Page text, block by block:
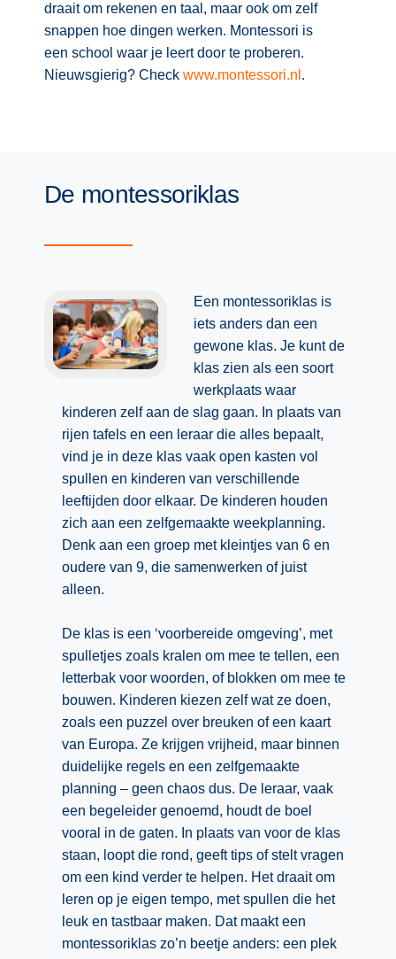
Rekenen / Wiskunde
Scheikunde
Sociale vaardigheden
Topografie
THEMA'S
Budgetteren
Duurzaamheid
Eerste wereldoorlog
Evolutieleer
Feest- en Gedenkdagen
Godsdienstonderwijs
Kleurplaten
Mediawijsheid
Nieuws
Onderwijsprijs
Ruimte
Schoolreisideeën
Schoolspullen
Seizoenen
Seksualiteit
Media
Nederlands
Rekenen
Beeldende Vorming
Geld PO
Geld VO
Geschiedenis
Maatschappijleer
Orientatie
Rekenen
Sociale vaardigheden
Taalvaardigheid
Vakoverstijgend
Verzorging
MEER...
AI voor het onderwijs
Kruiswoordpuzzels
Onderwijslonen
Vrijeschoolonderwijs
Montessori onderwijs
Jenaplanonderwijs
Daltononderwijs
Schoolspullen
Onderwijsvacatures
Afscheidstekst collega
draait om rekenen en taal, maar ook om zelf
snappen hoe dingen werken. Montessori is
een school waar je leert door te proberen.
Nieuwsgierig? Check www.montessori.nl .
De montessoriklas
Een montessoriklas is
iets anders dan een
gewone klas. Je kunt de
klas zien als een soort
werkplaats waar
kinderen zelf aan de slag gaan. In plaats van
rijen tafels en een leraar die alles bepaalt,
vind je in deze klas vaak open kasten vol
spullen en kinderen van verschillende
leeftijden door elkaar. De kinderen houden
zich aan een zelfgemaakte weekplanning.
Denk aan een groep met kleintjes van 6 en
oudere van 9, die samenwerken of juist
alleen.
De klas is een ‘voorbereide omgeving’, met
spulletjes zoals kralen om mee te tellen, een
letterbak voor woorden, of blokken om mee te
bouwen. Kinderen kiezen zelf wat ze doen,
zoals een puzzel over breuken of een kaart
van Europa. Ze krijgen vrijheid, maar binnen
duidelijke regels en een zelfgemaakte
planning – geen chaos dus. De leraar, vaak
een begeleider genoemd, houdt de boel
vooral in de gaten. In plaats van voor de klas
staan, loopt die rond, geeft tips of stelt vragen
om een kind verder te helpen. Het draait om
leren op je eigen tempo, met spullen die het
leuk en tastbaar maken. Dat maakt een
montessoriklas zo’n beetje anders: een plek